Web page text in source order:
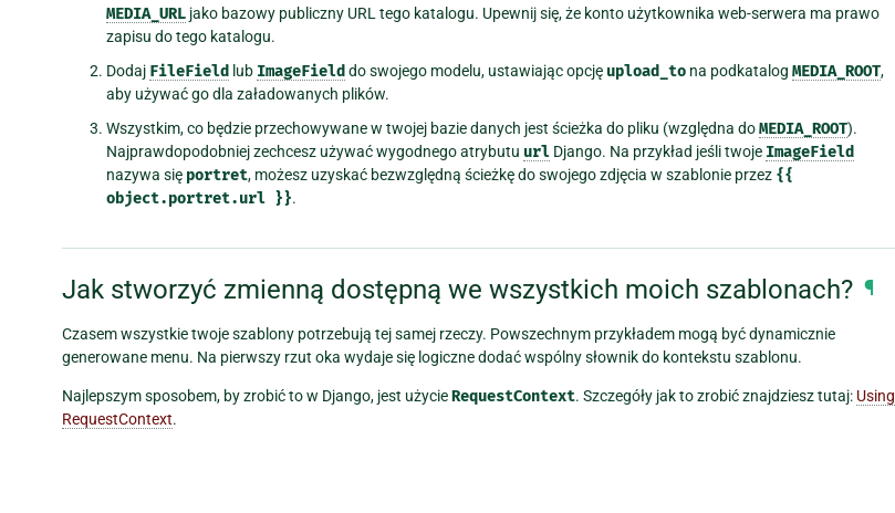
MEDIA_URL jako bazowy publiczny URL tego katalogu. Upewnij się, że konto użytkownika web-serwera ma prawo
zapisu do tego katalogu.
Dodaj FileField lub ImageField do swojego modelu, ustawiając opcję upload_to na podkatalog MEDIA_ROOT,
aby używać go dla załadowanych plików.
Wszystkim, co będzie przechowywane w twojej bazie danych jest ścieżka do pliku (względna doMEDIA_ROOT).
Najprawdopodobniej zechcesz używać wygodnego atrybutu url Django. Na przykład jeśli twoje ImageField
nazywa się portret, możesz uzyskać bezwzględną ścieżkę do swojego zdjęcia w szablonie przez {{
object.portret.url }}.
Jak stworzyć zmienną dostępną we wszystkich moich szablonach? ¶
Czasem wszystkie twoje szablony potrzebują tej samej rzeczy. Powszechnym przykładem mogą być dynamicznie
generowane menu. Na pierwszy rzut oka wydaje się logiczne dodać wspólny słownik do kontekstu szablonu.
Najlepszym sposobem, by zrobić to w Django, jest użycieRequestContext. Szczegóły jak to zrobić znajdziesz tutaj: Using
RequestContext.